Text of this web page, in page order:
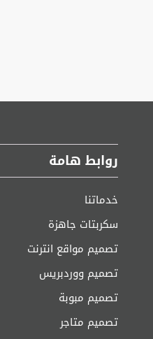
روابط هامة
خدماتنا
سكربتات جاهزة
تصميم مواقع انترنت
تصميم ووردبريس
تصميم مبوبة
تصميم متاجر